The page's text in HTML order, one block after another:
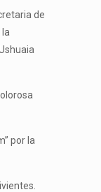
de
por la